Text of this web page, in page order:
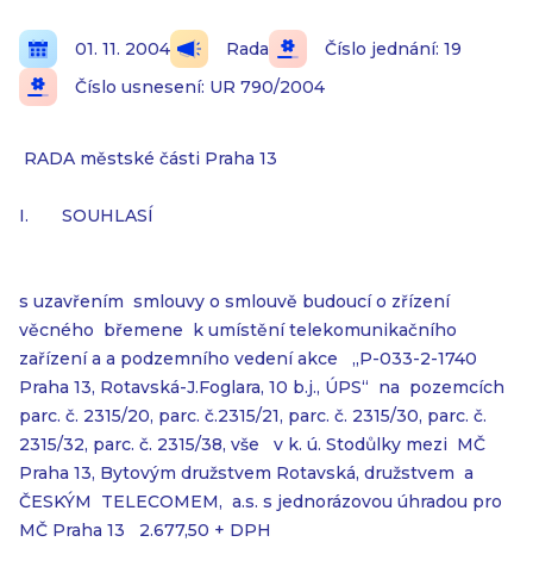
01. 11. 2004 Rada
Číslo jednání: 19
Číslo usnesení: UR 790/2004
RADA městské části Praha 13
I. SOUHLASÍ
s uzavřením smlouvy o smlouvě budoucí o zřízení
věcného břemene k umístění telekomunikačního
zařízení a a podzemního vedení akce
„P-033-2-1740
Praha 13, Rotavská-J.Foglara, 10 b.j., ÚPS“ na pozemcích
parc. č. 2315/20, parc. č.2315/21, parc. č. 2315/30, parc. č.
2315/32, parc. č. 2315/38, vše
v k. ú. Stodůlky mezi MČ
Praha 13, Bytovým družstvem Rotavská, družstvem a
ČESKÝM
TELECOMEM, a.s. s jednorázovou úhradou pro
MČ Praha 13
2.677,50 + DPH